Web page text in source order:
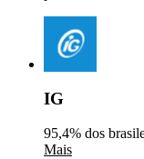
IG
95,4% dos
Mais